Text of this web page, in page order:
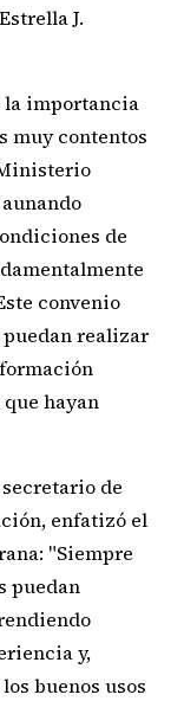
J.
la importancia
muy contentos
de
convenio
realizar
hayan
de
enfatizó el
"Siempre
puedan
y,
buenos usos